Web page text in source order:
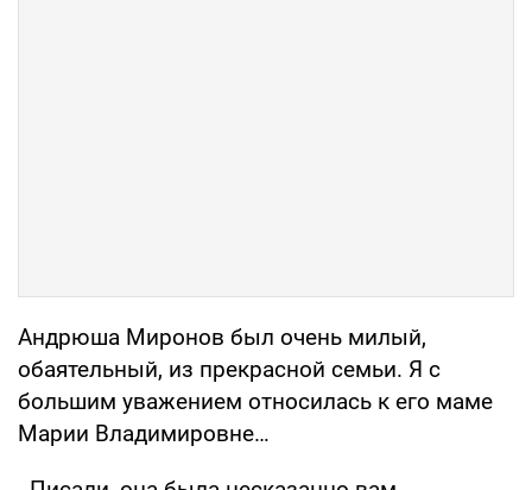
Андрюша Миронов был очень милый,
обаятельный, из прекрасной семьи. Я с
большим уважением относилась к его маме
Марии Владимировне…